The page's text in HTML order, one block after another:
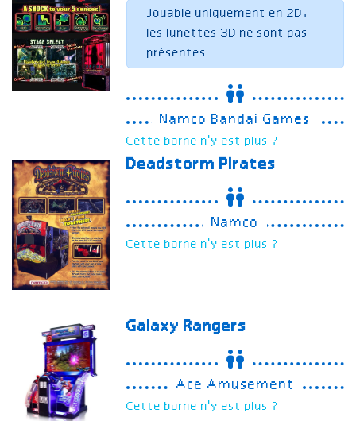
Jouable uniquement en 2D,
les lunettes 3D ne sont pas
présentes
Namco Bandai Games
Cette borne n'y est plus ?
Deadstorm Pirates
Namco
Cette borne n'y est plus ?
Galaxy Rangers
Ace Amusement
Cette borne n'y est plus ?